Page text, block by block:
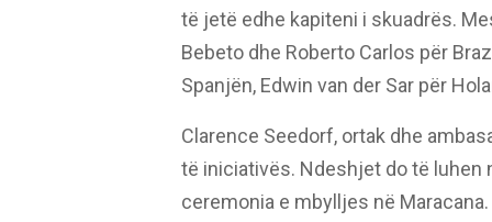
të jetë edhe kapiteni i skuadrës.
Bebeto dhe Roberto Carlos për
Spanjën, Edwin van der Sar për
Clarence Seedorf, ortak dhe
të iniciativës. Ndeshjet do të luhen
ceremonia e mbylljes në